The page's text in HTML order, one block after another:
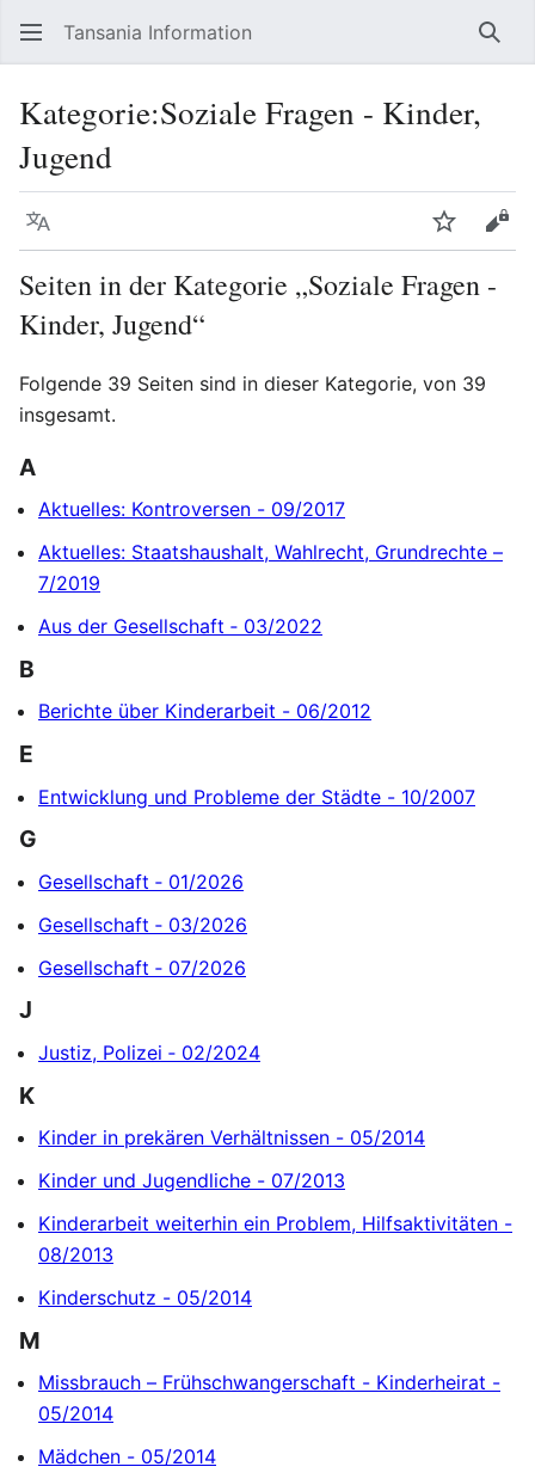
Tansania Information
Kategorie:Soziale Fragen - Kinder,
Jugend
Sprache
Seiten in der Kategorie „Soziale Fragen -
Kinder, Jugend“
Folgende 39 Seiten sind in dieser Kategorie, von 39
insgesamt.
A
Aktuelles: Kontroversen - 09/2017
Aktuelles: Staatshaushalt, Wahlrecht, Grundrechte –
7/2019
Aus der Gesellschaft ‐ 03/2022
B
Berichte über Kinderarbeit - 06/2012
E
Entwicklung und Probleme der Städte - 10/2007
G
Gesellschaft ‐ 01/2026
Gesellschaft ‐ 03/2026
Gesellschaft ‐ 07/2026
J
Justiz, Polizei ‐ 02/2024
K
Kinder in prekären Verhältnissen - 05/2014
Kinder und Jugendliche - 07/2013
Kinderarbeit weiterhin ein Problem, Hilfsaktivitäten -
08/2013
Kinderschutz - 05/2014
M
Missbrauch – Frühschwangerschaft - Kinderheirat -
05/2014
Mädchen - 05/2014